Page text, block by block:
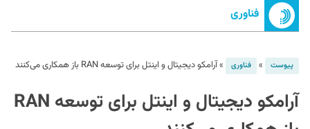
فناوری
پیوست » فناوری »آرامکو دیجیتال و اینتل برای توسعه RAN باز همکاری می‌کنند
آرامکو دیجیتال و اینتل برای توسعه RAN